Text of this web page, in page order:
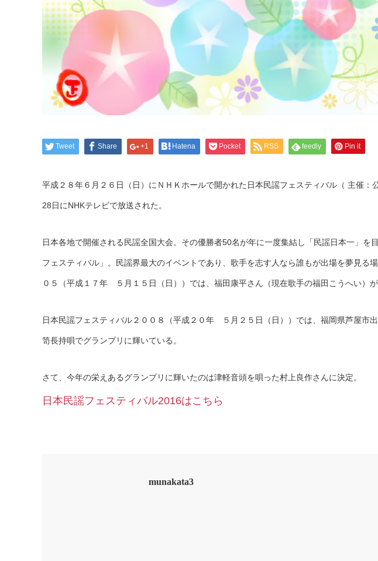
Tweet Share +1 Hatena Pocket RSS feedly Pin it
平成２８年６月２６日（日）にＮＨＫホールで開かれた日本民謡フェスティバル（ 主催
28日にNHKテレビで放送された。
日本各地で開催される民謡全国大会。その優勝者50名が年に一度集結し「民謡日本一」を
フェスティバル」。民謡界最大のイベントであり、歌手を志す人なら誰もが出場を夢見る
０５（平成１７年 ５月１５日（日））では、福田康平さん（現在歌手の福田こうへい）
日本民謡フェスティバル２００８（平成２０年 ５月２５日（日））では、福岡県芦屋市
笥長持唄でグランプリに輝いている。
さて、今年の栄えあるグランプリに輝いたのは津軽音頭を唄った村上良作さんに決定。
日本民謡フェスティバル2016はこちら
munakata3